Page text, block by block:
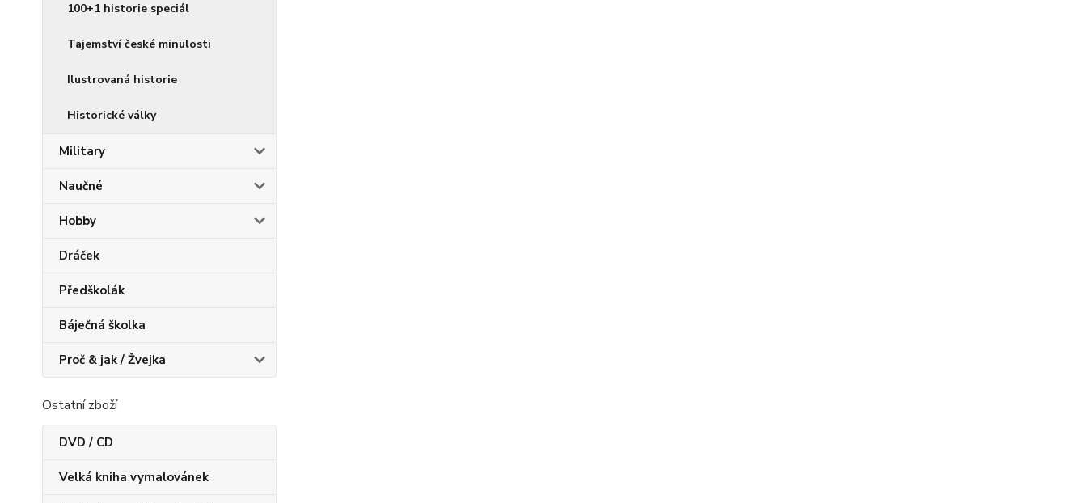
100+1 historie speciál
Tajemství české minulosti
Ilustrovaná historie
Historické války
Military
Naučné
Hobby
Dráček
Předškolák
Báječná školka
Proč & jak / Žvejka
Ostatní zboží
DVD / CD
Velká kniha vymalovánek